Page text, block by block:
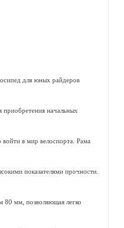
для юных райдеров
приобретения начальных
в мир велоспорта. Рама
показателями прочности.
80 мм, позволяющая легко